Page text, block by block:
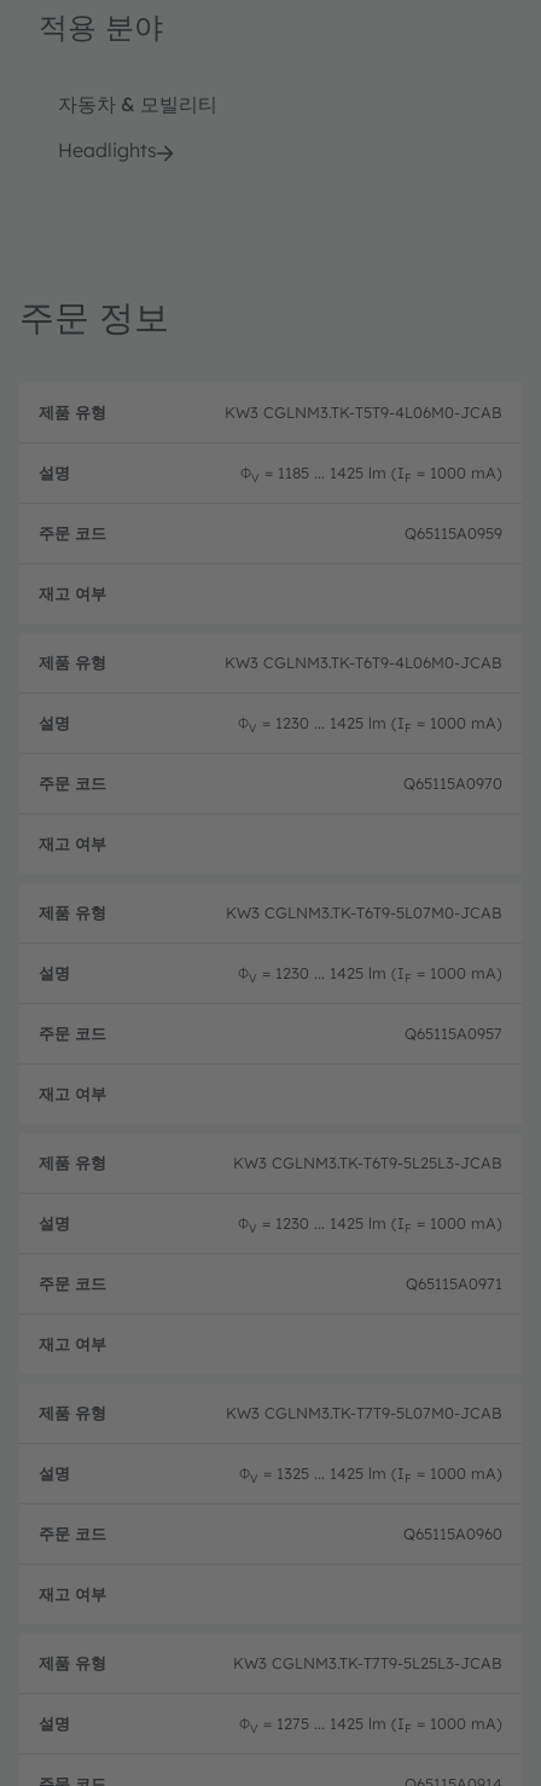
적용 분야
자동차 & 모빌리티
Headlights
주문 정보
품
설
KW3 CGLNM3.TK-T5T9-4L06M0-JCAB
ΦV = 1185 ... 1425 lm (IF = 1000 mA)
Q65115A0959
KW3 CGLNM3.TK-T6T9-4L06M0-JCAB
ΦV = 1230 ... 1425 lm (IF = 1000 mA)
Q65115A0970
KW3 CGLNM3.TK-T6T9-5L07M0-JCAB
ΦV = 1230 ... 1425 lm (IF = 1000 mA)
Q65115A0957
KW3 CGLNM3.TK-T6T9-5L25L3-JCAB
ΦV = 1230 ... 1425 lm (IF = 1000 mA)
Q65115A0971
KW3 CGLNM3.TK-T7T9-5L07M0-JCAB
ΦV = 1325 ... 1425 lm (IF = 1000 mA)
Q65115A0960
KW3 CGLNM3.TK-T7T9-5L25L3-JCAB
ΦV = 1275 ... 1425 lm (IF = 1000 mA)